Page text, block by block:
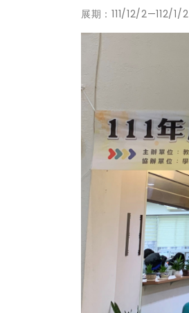
展期：111/12/2—112/1/2